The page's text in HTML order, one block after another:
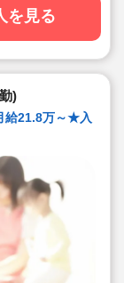
生が充実した法
がのびのびと働
ある方や未経験
を見る
)
21.8万～★入